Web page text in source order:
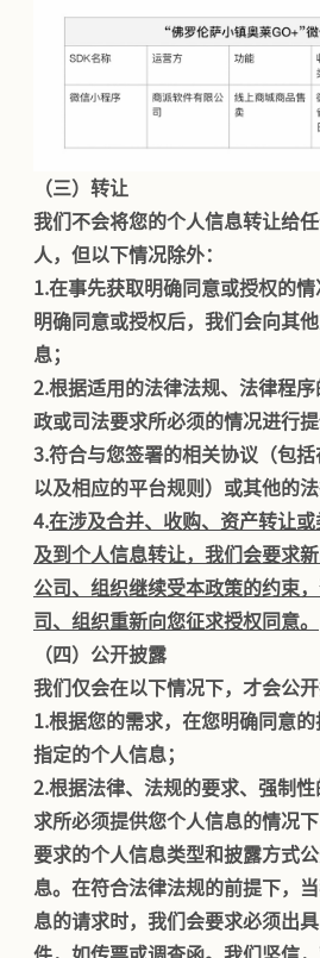
（三）转让
我们不会将您的个人信息转让给
人，但以下情况除外：
1.在事先获取明确同意或授权的
明确同意或授权后，我们会向其
息；
2.根据适用的法律法规、法律程
政或司法要求所必须的情况进行提
3.符合与您签署的相关协议（包
以及相应的平台规则）或其他的
4.在涉及合并、收购、资产转让
及到个人信息转让，我们会要求
公司、组织继续受本政策的约束
司、组织重新向您征求授权同意。
（四）公开披露
我们仅会在以下情况下，才会公开
1.根据您的需求，在您明确同意
指定的个人信息；
2.根据法律、法规的要求、强制
求所必须提供您个人信息的情况
要求的个人信息类型和披露方式
息。在符合法律法规的前提下，
息的请求时，我们会要求必须出